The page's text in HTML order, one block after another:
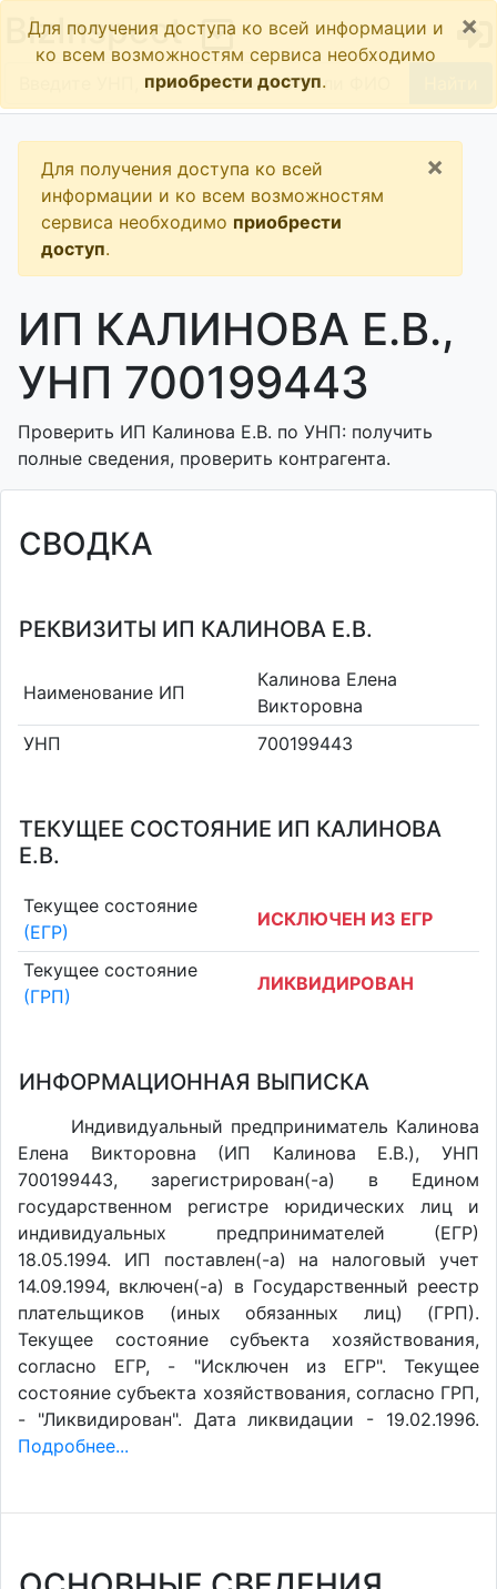
BizInspect
Для получения доступа ко всей информации и
ко всем возможностям сервиса необходимо
приобрести доступ.
×
Для получения доступа ко всей
информации и ко всем возможностям
сервиса необходимо приобрести
доступ.
×
ИП КАЛИНОВА Е.В.,
УНП 700199443
Проверить ИП Калинова Е.В. по УНП: получить
полные сведения, проверить контрагента.
СВОДКА
РЕКВИЗИТЫ ИП КАЛИНОВА Е.В.
Наименование ИП
Калинова Елена
Викторовна
УНП
700199443
ТЕКУЩЕЕ СОСТОЯНИЕ ИП КАЛИНОВА
Е.В.
Текущее состояние
(ЕГР)
ИСКЛЮЧЕН ИЗ ЕГР
Текущее состояние
(ГРП)
ЛИКВИДИРОВАН
ИНФОРМАЦИОННАЯ ВЫПИСКА
Индивидуальный предприниматель Калинова
Елена Викторовна (ИП Калинова Е.В.), УНП
700199443, зарегистрирован(-а) в Едином
государственном регистре юридических лиц и
индивидуальных предпринимателей (ЕГР)
18.05.1994. ИП поставлен(-a) на налоговый учет
14.09.1994, включен(-a) в Государственный реестр
плательщиков (иных обязанных лиц) (ГРП).
Текущее состояние субъекта хозяйствования,
согласно ЕГР, - "Исключен из ЕГР". Текущее
состояние субъекта хозяйствования, согласно ГРП,
- "Ликвидирован". Дата ликвидации - 19.02.1996.
Подробнее...